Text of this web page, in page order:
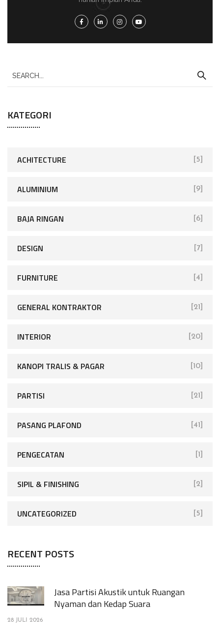
KATEGORI
ACHITECTURE [5]
ALUMINIUM [9]
BAJA RINGAN [6]
DESIGN [7]
FURNITURE [4]
GENERAL KONTRAKTOR [21]
INTERIOR [20]
KANOPI TRALIS & PAGAR [10]
PARTISI [21]
PASANG PLAFOND [41]
PENGECATAN [1]
SIPIL & FINISHING [2]
UNCATEGORIZED [5]
RECENT POSTS
Jasa Partisi Akustik untuk Ruangan
Nyaman dan Kedap Suara
28 JULI 2026